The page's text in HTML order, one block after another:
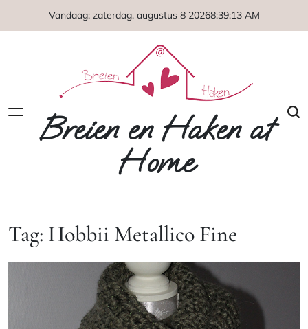
Vandaag: zaterdag, augustus 8 20268:39:14 AM
Breien en Haken at
Home
Tag: Hobbii Metallico Fine